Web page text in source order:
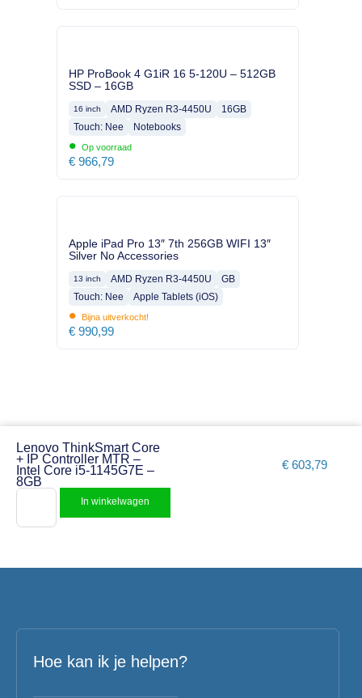
HP ProBook 4 G1iR 16 5-120U – 512GB
SSD – 16GB
16 inch AMD Ryzen R3-4450U
16GB
Touch: Nee
Notebooks
• Op voorraad
€ 966,79
Apple iPad Pro 13″ 7th 256GB WIFI 13″
Silver No Accessories
13 inch AMD Ryzen R3-4450U
GB
Touch: Nee
Apple Tablets (iOS)
• Bijna uitverkocht!
€ 990,99
Lenovo ThinkSmart Core
+ IP Controller MTR –
Intel Core i5-1145G7E –
8GB
€ 603,79
In winkelwagen
Hoe kan ik je helpen?